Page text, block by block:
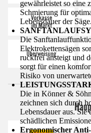
gewährleistet so eine
Schmierung für
Lebensdauer der Säge.
Die
Elektrokettensägen
ruckfrei ansteigt und
sorgt für einen
Risiko von
Die in Könner &
zeichnen sich durch
Lebensdauer aus. Sie
schädlichen
Ergonomischer